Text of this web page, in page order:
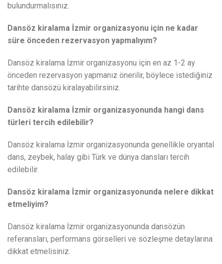
bulundurmalısınız.
Dansöz kiralama İzmir organizasyonu için ne kadar
süre önceden rezervasyon yapmalıyım?
Dansöz kiralama İzmir organizasyonu için en az 1-2 ay
önceden rezervasyon yapmanız önerilir, böylece istediğiniz
tarihte dansözü kiralayabilirsiniz.
Dansöz kiralama İzmir organizasyonunda hangi dans
türleri tercih edilebilir?
Dansöz kiralama İzmir organizasyonunda genellikle oryantal
dans, zeybek, halay gibi Türk ve dünya dansları tercih
edilebilir.
Dansöz kiralama İzmir organizasyonunda nelere dikkat
etmeliyim?
Dansöz kiralama İzmir organizasyonunda dansözün
referansları, performans görselleri ve sözleşme detaylarına
dikkat etmelisiniz.